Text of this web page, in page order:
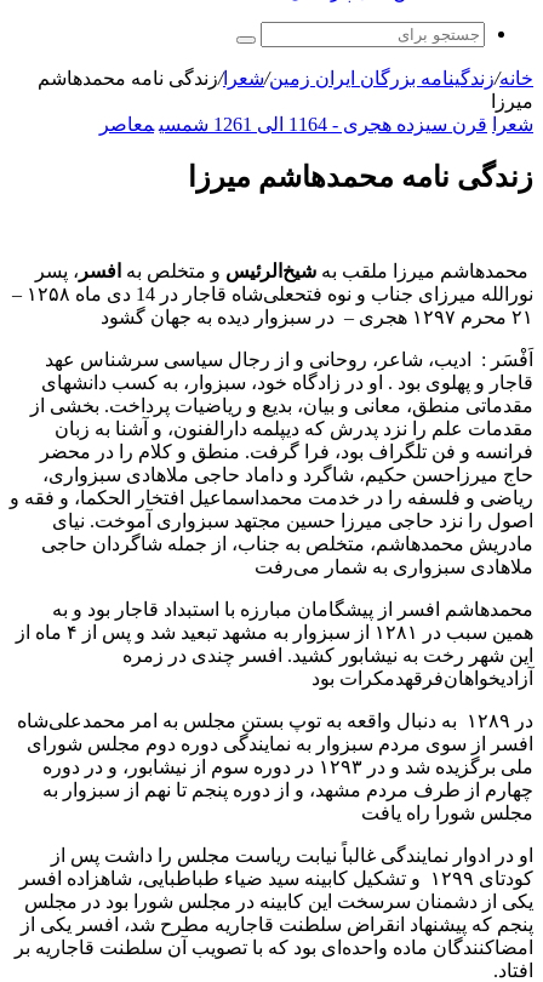
جستجو
برای
خانه/زندگینامه بزرگان ایران زمین/شعرا/زندگی نامه محمدهاشم‌
میرزا
شعرا
قرن سیزده هجری - 1164 الی 1261 شمسی معاصر
زندگی نامه محمدهاشم‌ میرزا
محمدهاشم‌ میرزا ملقب‌ به‌ شیخ‌الرئیس‌ و متخلص‌ به‌ افسر ، پسر
نورالله‌ میرزای‌ جناب‌ و نوه فتحعلى‌شاه‌ قاجار در 14 دی ماه ۱۲۵۸ –
۲۱ محرم ۱۲۹۷ هجری – در سبزوار دیده به جهان گشود
اَفْسَر : ادیب‌، شاعر، روحانى‌ و از رجال‌ سیاسى‌ سرشناس‌ عهد
قاجار و پهلوی بود ‌. او در زادگاه‌ خود، سبزوار، به‌ کسب‌ دانشهای‌
مقدماتى‌ منطق‌، معانى‌ و بیان‌، بدیع‌ و ریاضیات‌ پرداخت‌. بخشى‌ از
مقدمات‌ علم‌ را نزد پدرش‌ که‌ دیپلمه دارالفنون‌، و آشنا به‌ زبان‌
فرانسه‌ و فن‌ تلگراف‌ بود، فرا گرفت‌. منطق‌ و کلام‌ را در محضر
حاج‌ میرزاحسن‌ حکیم‌، شاگرد و داماد حاجى‌ ملاهادی‌ سبزواری‌،
ریاضى‌ و فلسفه‌ را در خدمت‌ محمداسماعیل‌ افتخار الحکما، و فقه‌ و
اصول‌ را نزد حاجى‌ میرزا حسین‌ مجتهد سبزواری‌ آموخت‌. نیای‌
مادریش‌ محمدهاشم‌، متخلص‌ به‌ جناب‌، از جمله‌ شاگردان‌ حاجى‌
ملاهادی‌ سبزواری‌ به‌ شمار مى‌رفت‌
محمدهاشم‌ افسر از پیشگامان‌ مبارزه‌ با استبداد قاجار بود و به‌
همین‌ سبب‌ در ۱۲۸۱ از سبزوار به‌ مشهد تبعید شد و پس‌ از ۴ ماه‌ از
این‌ شهر رخت‌ به‌ نیشابور کشید. افسر چندی‌ در زمره
آزادیخواهان‌فرقهدمکرات‌ بود
در ۱۲۸۹ به‌ دنبال‌ واقعه به‌ توپ‌ بستن‌ مجلس‌ به‌ امر محمدعلى‌شاه‌
افسر از سوی‌ مردم‌ سبزوار به‌ نمایندگى‌ دوره دوم‌ مجلس‌ شورای‌
ملى‌ برگزیده‌ شد و در ۱۲۹۳ در دوره سوم‌ از نیشابور، و در دوره
چهارم‌ از طرف‌ مردم‌ مشهد، و از دوره پنجم‌ تا نهم‌ از سبزوار به‌
مجلس‌ شورا راه‌ یافت‌
او در ادوار نمایندگى‌ غالباً نیابت‌ ریاست‌ مجلس‌ را داشت‌ پس‌ از
کودتای‌ ۱۲۹۹ ‌ و تشکیل‌ کابینه سید ضیاء طباطبایى‌، شاهزاده‌ افسر
یکى‌ از دشمنان‌ سرسخت‌ این‌ کابینه‌ در مجلس‌ شورا بود در مجلس‌
پنجم‌ که‌ پیشنهاد انقراض‌ سلطنت‌ قاجاریه‌ مطرح‌ شد، افسر یکى‌ از
امضاکنندگان‌ ماده واحده‌ای‌ بود که‌ با تصویب‌ آن‌ سلطنت‌ قاجاریه‌ بر
افتاد.